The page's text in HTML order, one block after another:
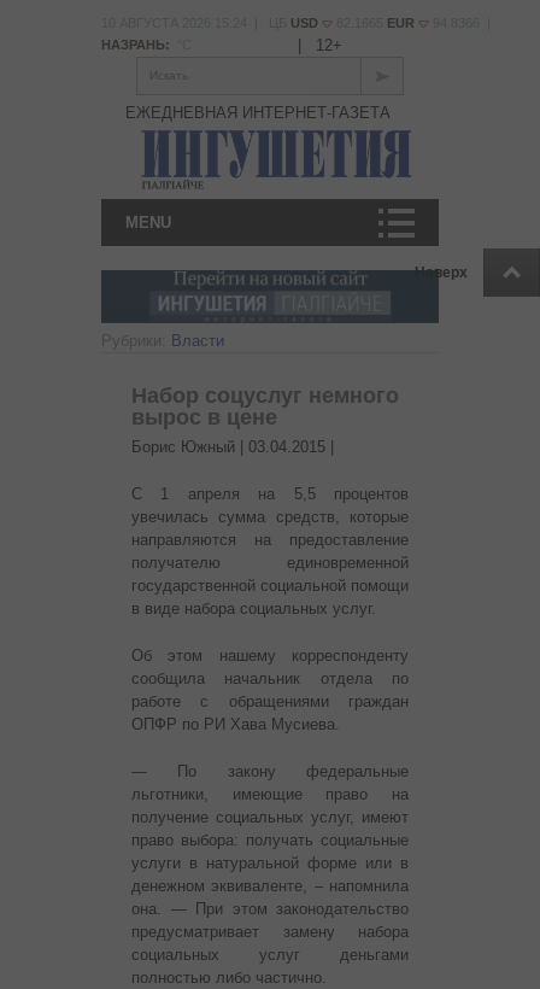
Наверх
USD EUR
НАЗРАНЬ:
12+
Искать
ЕЖЕДНЕВНАЯ ИНТЕРНЕТ-ГАЗЕТА
MENU
Рубрики: Власти
Набор соцуслуг немного
вырос в цене
Борис Южный | 03.04.2015
С 1 апреля на 5,5 процентов
увечилась сумма средств, которые
направляются на предоставление
получателю единовременной
государственной социальной помощи
в виде набора социальных услуг.
Об этом нашему корреспонденту
сообщила начальник отдела по
работе с обращениями граждан
ОПФР по РИ Хава Мусиева.
— По закону федеральные
льготники, имеющие право на
получение социальных услуг, имеют
право выбора: получать социальные
услуги в натуральной форме или в
денежном эквиваленте, – напомнила
она. — При этом законодательство
предусматривает замену набора
социальных услуг деньгами
полностью либо частично.